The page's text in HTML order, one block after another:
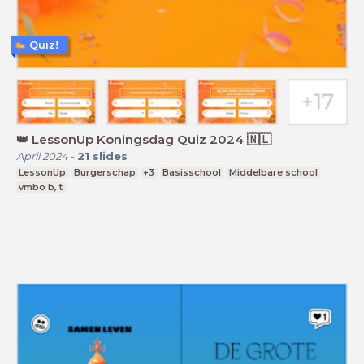
👑 LessonUp Koningsdag Quiz 2024 🇳🇱
April 2024- 21 slides
LessonUp Burgerschap +3 Basisschool
Middelbare school
vmbo b, t
Quiz!